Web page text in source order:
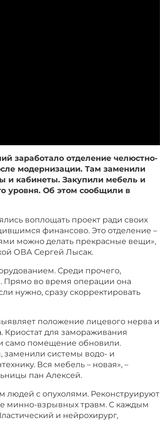
заработало отделение челюстно-
модернизации. Там заменили
и кабинеты. Закупили мебель и
уровня. Об этом сообщили в
воплощать проект ради своих
финансово. Это отделение –
можно делать прекрасные вещи»,
ОВА Сергей Лысак.
Среди прочего,
Прямо во время операции она
нужно, сразу скорректировать
положение лицевого нерва и
Криостат для замораживания
само помещение обновили.
заменили системы водо- и
Вся мебель – новая», –
пан Алексей.
людей с опухолями. Реконструируют
минно-взрывных травм. С каждым
и нейрохирург,